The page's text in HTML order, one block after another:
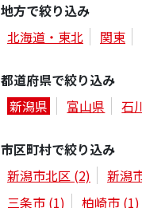
地方で絞り込み
北海道・東北
関東
都道府県で絞り込み
新潟県
富山県 石
市区町村で絞り込み
新潟市北区 (2) 新潟
三条市 (1) 柏崎市 (1)